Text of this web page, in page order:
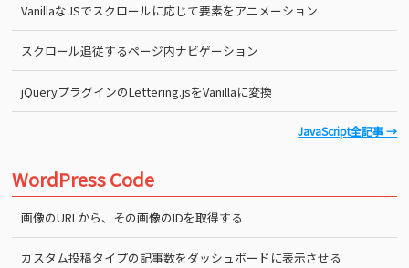
VanillaなJSでスクロールに応じて要素をアニメーション
スクロール追従するページ内ナビゲーション
jQueryプラグインのLettering.jsをVanillaに変換
JavaScript全記事 →
WordPress Code
画像のURLから、その画像のIDを取得する
カスタム投稿タイプの記事数をダッシュボードに表示させる